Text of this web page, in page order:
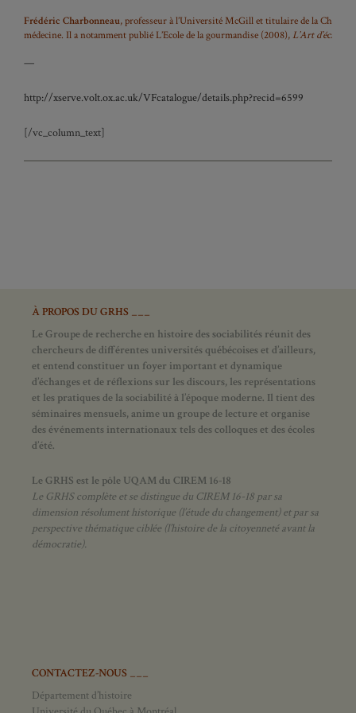
Frédéric Charbonneau, professeur à l’Université McGill et titulaire de la Chaire
médecine. Il a notamment publié L’Ecole de la gourmandise (2008), L’Art d’écrire
—
http://xserve.volt.ox.ac.uk/VFcatalogue/details.php?recid=6599
[/vc_column_text]
À PROPOS DU GRHS ___
Le Groupe de recherche en histoire des sociabilités réunit des
chercheurs de différentes universités québécoises et d’ailleurs,
et entend constituer un foyer important et dynamique
d’échanges et de réflexions sur les discours, les représentations
et les pratiques de la sociabilité à l’époque moderne. Il tient des
séminaires mensuels, anime un groupe de lecture et organise
des événements internationaux tels des colloques et des écoles
d’été.
Le GRHS est le pôle UQAM du CIREM 16-18
Le GRHS complète et se distingue du CIREM 16-18 par sa
dimension résolument historique (l’étude du changement) et par sa
perspective thématique ciblée (l’histoire de la citoyenneté avant la
démocratie).
CONTACTEZ-NOUS ___
Département d’histoire